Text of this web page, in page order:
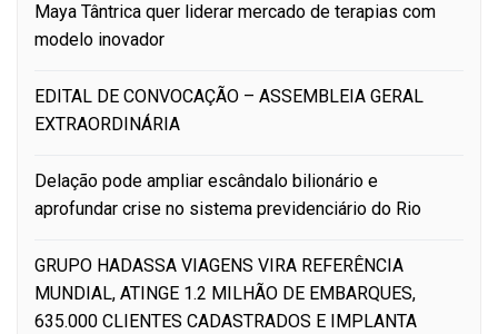
Maya Tântrica quer liderar mercado de terapias com
modelo inovador
EDITAL DE CONVOCAÇÃO – ASSEMBLEIA GERAL
EXTRAORDINÁRIA
Delação pode ampliar escândalo bilionário e
aprofundar crise no sistema previdenciário do Rio
GRUPO HADASSA VIAGENS VIRA REFERÊNCIA
MUNDIAL, ATINGE 1.2 MILHÃO DE EMBARQUES,
635.000 CLIENTES CADASTRADOS E IMPLANTA